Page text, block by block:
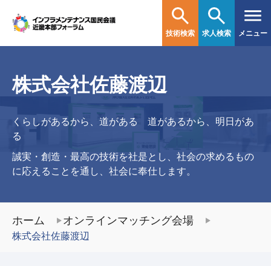
技術検索 求人検索 メニュー
株式会社佐藤渡辺
くらしがあるから、道がある 道があるから、明日があ
る
誠実・創造・最高の技術を社是とし、社会の求めるもの
に応えることを通し、社会に奉仕します。
ホーム オンラインマッチング会場
株式会社佐藤渡辺